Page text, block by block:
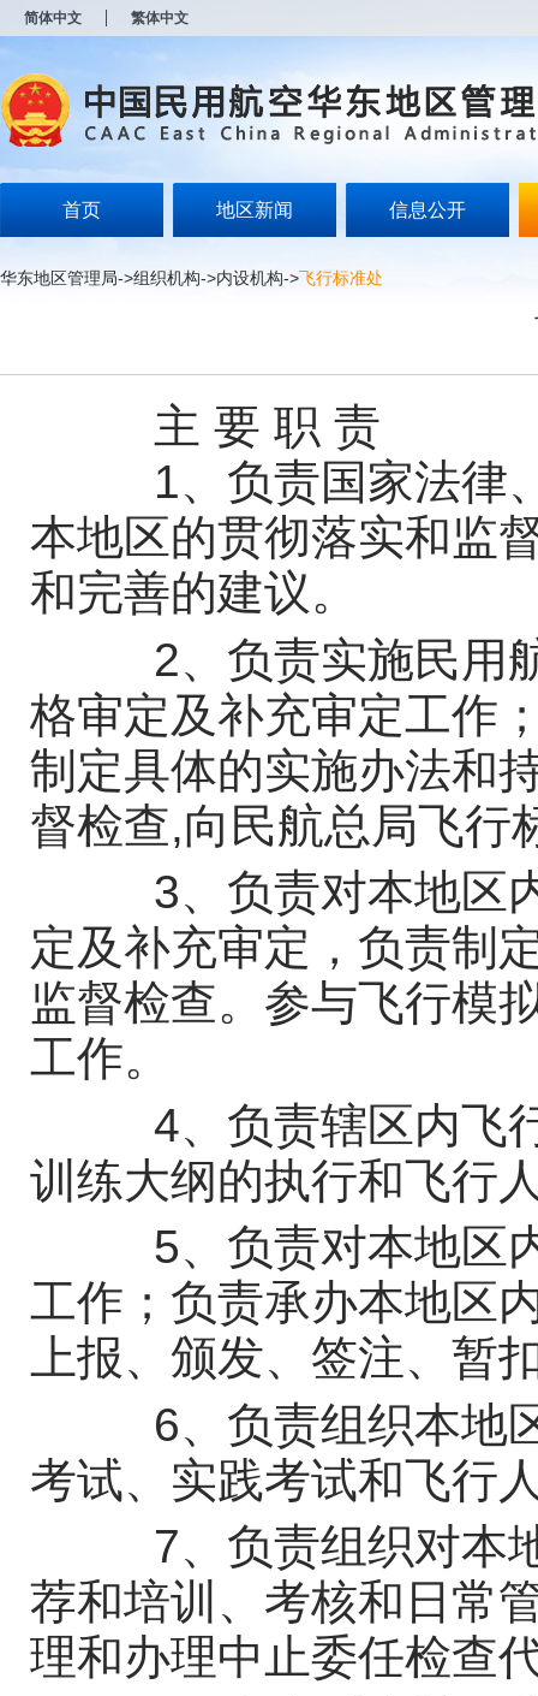
简体中文 繁体中文
首页 地区新闻 信息公开
华东地区管理局->组织机构->内设机构->飞行标准处
主 要 职 责
1、负责国家法律、
本地区的贯彻落实和监
和完善的建议。
2、负责实施民用航
格审定及补充审定工作
制定具体的实施办法和
督检查,向民航总局飞行
3、负责对本地区内
定及补充审定，负责制
监督检查。参与飞行模
工作。
4、负责辖区内飞行
训练大纲的执行和飞行
5、负责对本地区内
工作；负责承办本地区
上报、颁发、签注、暂
6、负责组织本地区
考试、实践考试和飞行
7、负责组织对本地
荐和培训、考核和日常
理和办理中止委任检查
开
无
障
说
按
Alt
键